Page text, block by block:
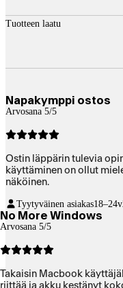
Tuotteen laatu
Napakymppi ostos
Arvosana 5/5
Ostin läppärin tulevia opintoja varten.
käyttäminen on ollut
näköinen.
Tyytyväinen asiakas18–24v
No More Windows
Arvosana 5/5
Takaisin Macbook
riittää ja akku kestänyt